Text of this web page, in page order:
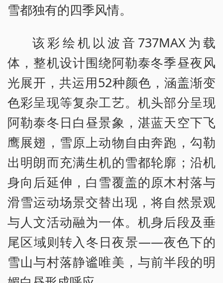
雪都独有的四季风情。
该彩绘机以波音737MAX为载
体，整机设计围绕阿勒泰冬季昼夜风
光展开，共运用52种颜色，涵盖渐变
色彩呈现等复杂工艺。机头部分呈现
阿勒泰冬日白昼景象，湛蓝天空下飞
鹰展翅，雪原上动物自由奔跑，勾勒
出明朗而充满生机的雪都轮廓；沿机
身向后延伸，白雪覆盖的原木村落与
滑雪运动场景交替出现，将自然景观
与人文活动融为一体。机身后段及垂
尾区域则转入冬日夜景——夜色下的
雪山与村落静谧唯美，与前半段的明